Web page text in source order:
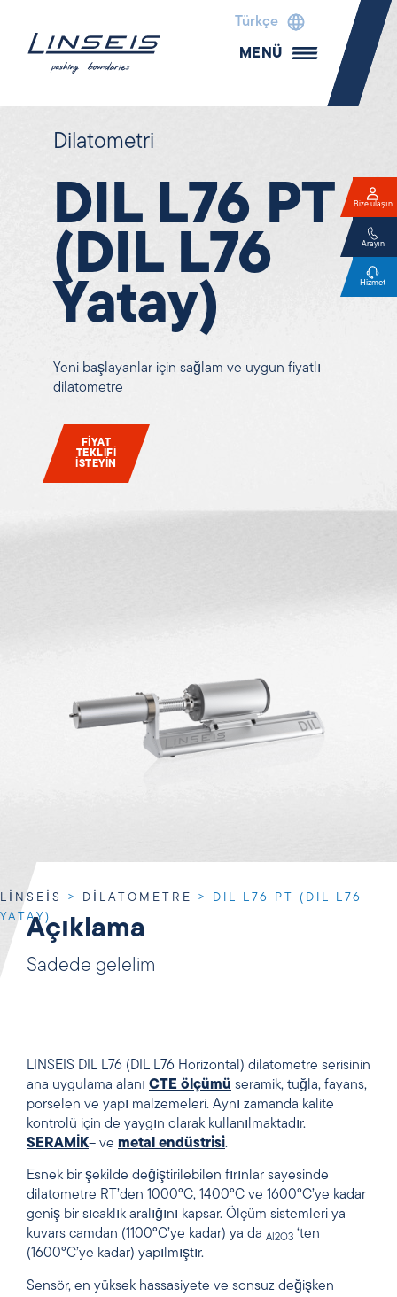
Türkçe
MENÜ
Dilatometri
DIL L76 PT
(DIL L76
Yatay)
Yeni başlayanlar için sağlam ve uygun fiyatlı
dilatometre
FIYAT
TEKLIFI
ISTEYIN
LINSEIS > DILATOMETRE >
DIL L76 PT (DIL L76
YATAY)Açıklama
Sadede gelelim
LINSEIS DIL L76 (DIL L76 Horizontal) dilatometre serisinin
ana uygulama alanı CTE ölçümü seramik, tuğla, fayans,
porselen ve yapı malzemeleri. Aynı zamanda kalite
kontrolü için de yaygın olarak kullanılmaktadır.
SERAMİK– ve metal endüstri̇si̇.
Esnek bir şekilde değiştirilebilen fırınlar sayesinde
dilatometre RT’den 1000°C, 1400°C ve 1600°C’ye kadar
geniş bir sıcaklık aralığını kapsar. Ölçüm sistemleri ya
kuvars camdan (1100°C’ye kadar) ya da Al2O3 ‘ten
(1600°C’ye kadar) yapılmıştır.
Sensör, en yüksek hassasiyete ve sonsuz değişken
Bize ulaşın
Arayın
Hizmet